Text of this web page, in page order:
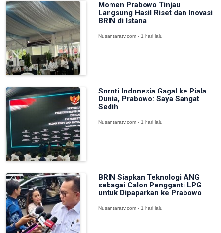
Momen Prabowo Tinjau
Langsung Hasil Riset dan Inovasi
BRIN di Istana
Nusantaratv.com - 1 hari lalu
Soroti Indonesia Gagal ke Piala
Dunia, Prabowo: Saya Sangat
Sedih
Nusantaratv.com - 1 hari lalu
BRIN Siapkan Teknologi ANG
sebagai Calon Pengganti LPG
untuk Dipaparkan ke Prabowo
Nusantaratv.com - 1 hari lalu